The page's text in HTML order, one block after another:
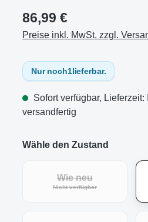
86,99 €
Preise inkl. MwSt. zzgl.
Nur noch1lieferbar.
Sofort verfügbar,
versandfertig
Wähle den Zustand
Wie neu
Nicht verfügbar(Diese Option ist